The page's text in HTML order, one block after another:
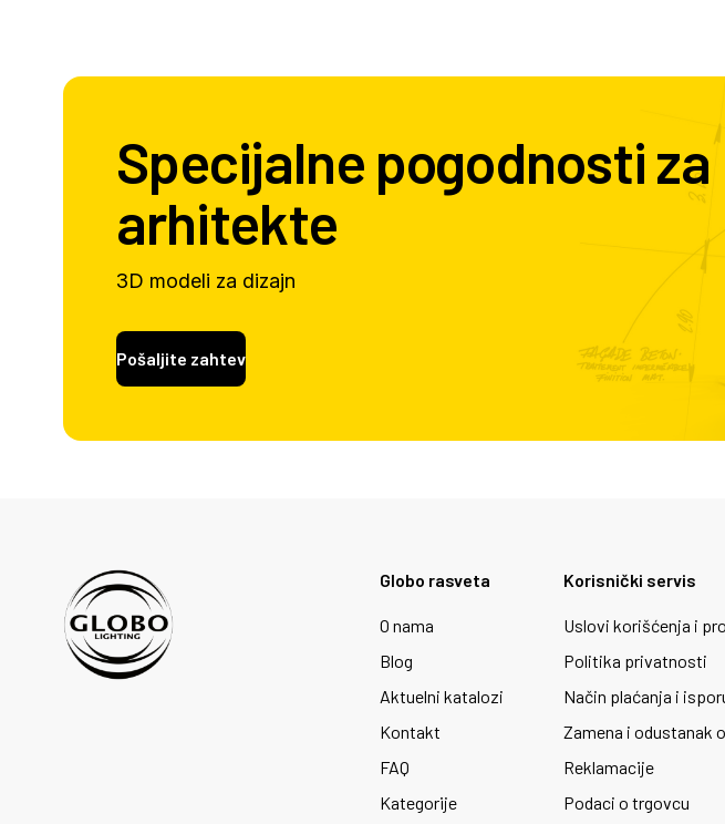
Specijalne pogodnosti za
arhitekte
3D modeli za dizajn
Pošaljite zahtev
Globo rasveta
O nama
Blog
Aktuelni katalozi
Kontakt
FAQ
Kategorije
Korisnički servis
Uslovi korišćenja i
Politika privatnosti
Način plaćanja i
Zamena i odustanak
Reklamacije
Podaci o trgovcu